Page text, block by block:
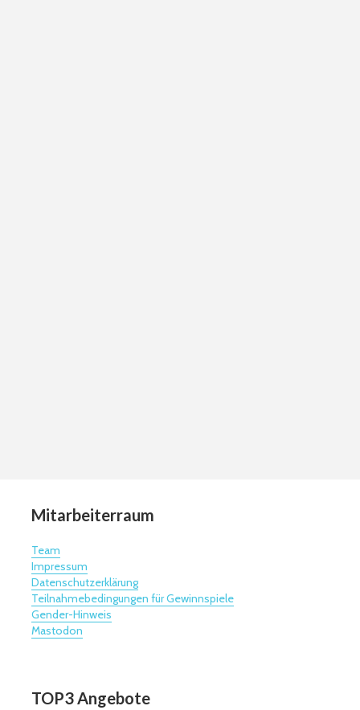
Mitarbeiterraum
Team
Impressum
Datenschutzerklärung
Teilnahmebedingungen für Gewinnspiele
Gender-Hinweis
Mastodon
TOP3 Angebote